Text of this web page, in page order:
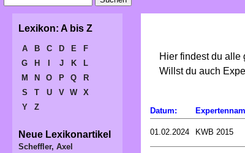
Hier findest du alle
Willst du auch
Datum:
01.02.2024 KWB 2015
Lexikon: A bis Z
A B C D E
F
G
H J K
L
M
N O P Q
R
S
T U V W
X
Y
Z
Neue Lexikonartikel
Scheffler, Axel